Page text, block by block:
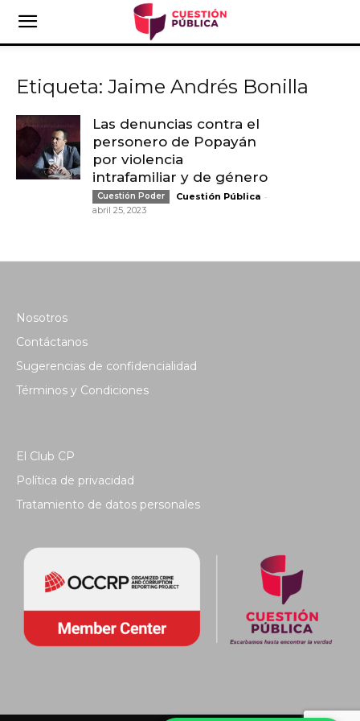
Etiqueta: Jaime Andrés Bonilla
Las denuncias contra el
personero de Popayán
por violencia
intrafamiliar y de género
Cuestión Poder Cuestión Pública -
abril 25, 2023
Nosotros
Contáctanos
Sugerencias de confidencialidad
Términos y Condiciones
El Club CP
Política de privacidad
Tratamiento de datos personales